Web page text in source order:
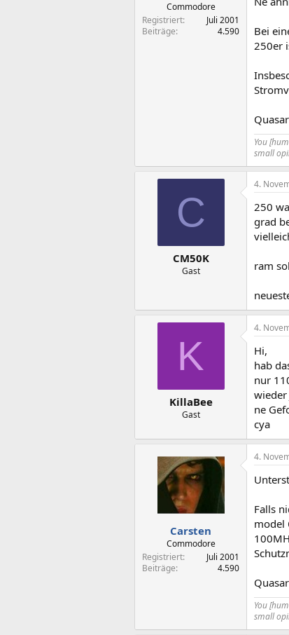
Commodore
Registriert
Juli 2001
Beiträge
4.590
Bei
250er
Quasar
You
small
C
CM50K
Gast
4.
250
grad
ram
K
KillaBee
Gast
4.
Hi,
hab
nur
wieder
ne
cya
Carsten
Commodore
Registriert
Juli 2001
Beiträge
4.590
4.
Falls
model
Quasar
You
small